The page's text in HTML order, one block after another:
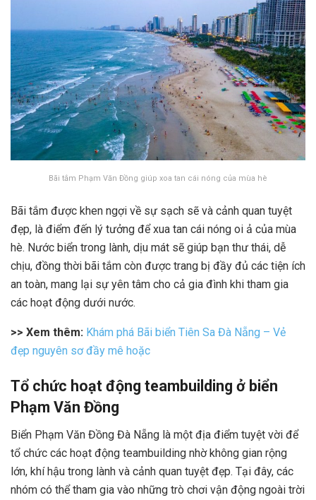
Bãi tắm Phạm Văn Đồng giúp xoa tan cái nóng của mùa hè
Bãi tắm được khen ngợi về sự sạch sẽ và cảnh quan tuyệt
đẹp, là điểm đến lý tưởng để xua tan cái nóng oi ả của mùa
hè. Nước biển trong lành, dịu mát sẽ giúp bạn thư thái, dễ
chịu, đồng thời bãi tắm còn được trang bị đầy đủ các tiện ích
an toàn, mang lại sự yên tâm cho cả gia đình khi tham gia
các hoạt động dưới nước.
>> Xem thêm: Khám phá Bãi biển Tiên Sa Đà Nẵng – Vẻ
đẹp nguyên sơ đầy mê hoặc
Tổ chức hoạt động teambuilding ở biển
Phạm Văn Đồng
Biển Phạm Văn Đồng Đà Nẵng là một địa điểm tuyệt vời để
tổ chức các hoạt động teambuilding nhờ không gian rộng
lớn, khí hậu trong lành và cảnh quan tuyệt đẹp. Tại đây, các
nhóm có thể tham gia vào những trò chơi vận động ngoài trời